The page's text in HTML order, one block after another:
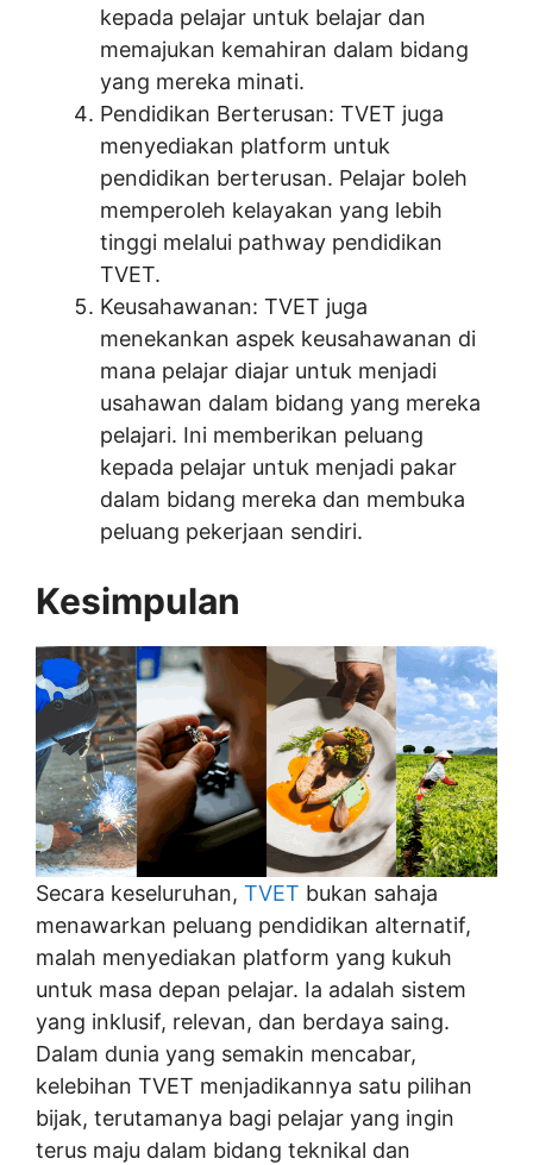
kepada pelajar untuk belajar dan
memajukan kemahiran dalam bidang
yang mereka minati.
Pendidikan Berterusan: TVET juga
menyediakan platform untuk
pendidikan berterusan. Pelajar boleh
memperoleh kelayakan yang lebih
tinggi melalui pathway pendidikan
TVET.
Keusahawanan: TVET juga
menekankan aspek keusahawanan di
mana pelajar diajar untuk menjadi
usahawan dalam bidang yang mereka
pelajari. Ini memberikan peluang
kepada pelajar untuk menjadi pakar
dalam bidang mereka dan membuka
peluang pekerjaan sendiri.
Kesimpulan
Secara keseluruhan, TVET bukan sahaja
menawarkan peluang pendidikan alternatif,
malah menyediakan platform yang kukuh
untuk masa depan pelajar. Ia adalah sistem
yang inklusif, relevan, dan berdaya saing.
Dalam dunia yang semakin mencabar,
kelebihan TVET menjadikannya satu pilihan
bijak, terutamanya bagi pelajar yang ingin
terus maju dalam bidang teknikal dan